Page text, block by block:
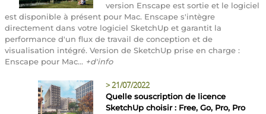
version Enscape est sortie et le logiciel
est disponible à présent pour Mac. Enscape s'intègre
directement dans votre logiciel SketchUp et garantit la
performance d'un flux de travail de conception et de
visualisation intégré. Version de SketchUp prise en charge :
Enscape pour Mac... +d'info
>21/07/2022
Quelle souscription de licence
SketchUp choisir : Free, Go, Pro, Pro